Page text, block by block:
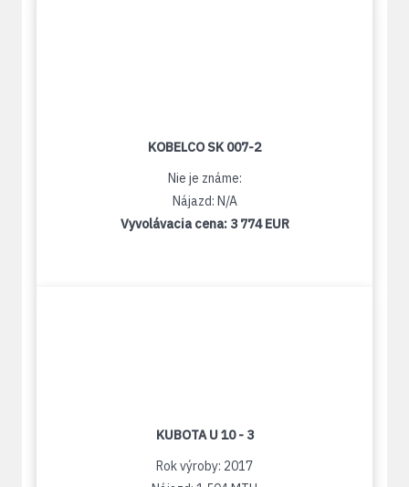
KOBELCO SK 007-2
Nie je známe:
Nájazd: N/A
Vyvolávacia cena: 3 774 EUR
KUBOTA U 10 - 3
Rok výroby: 2017